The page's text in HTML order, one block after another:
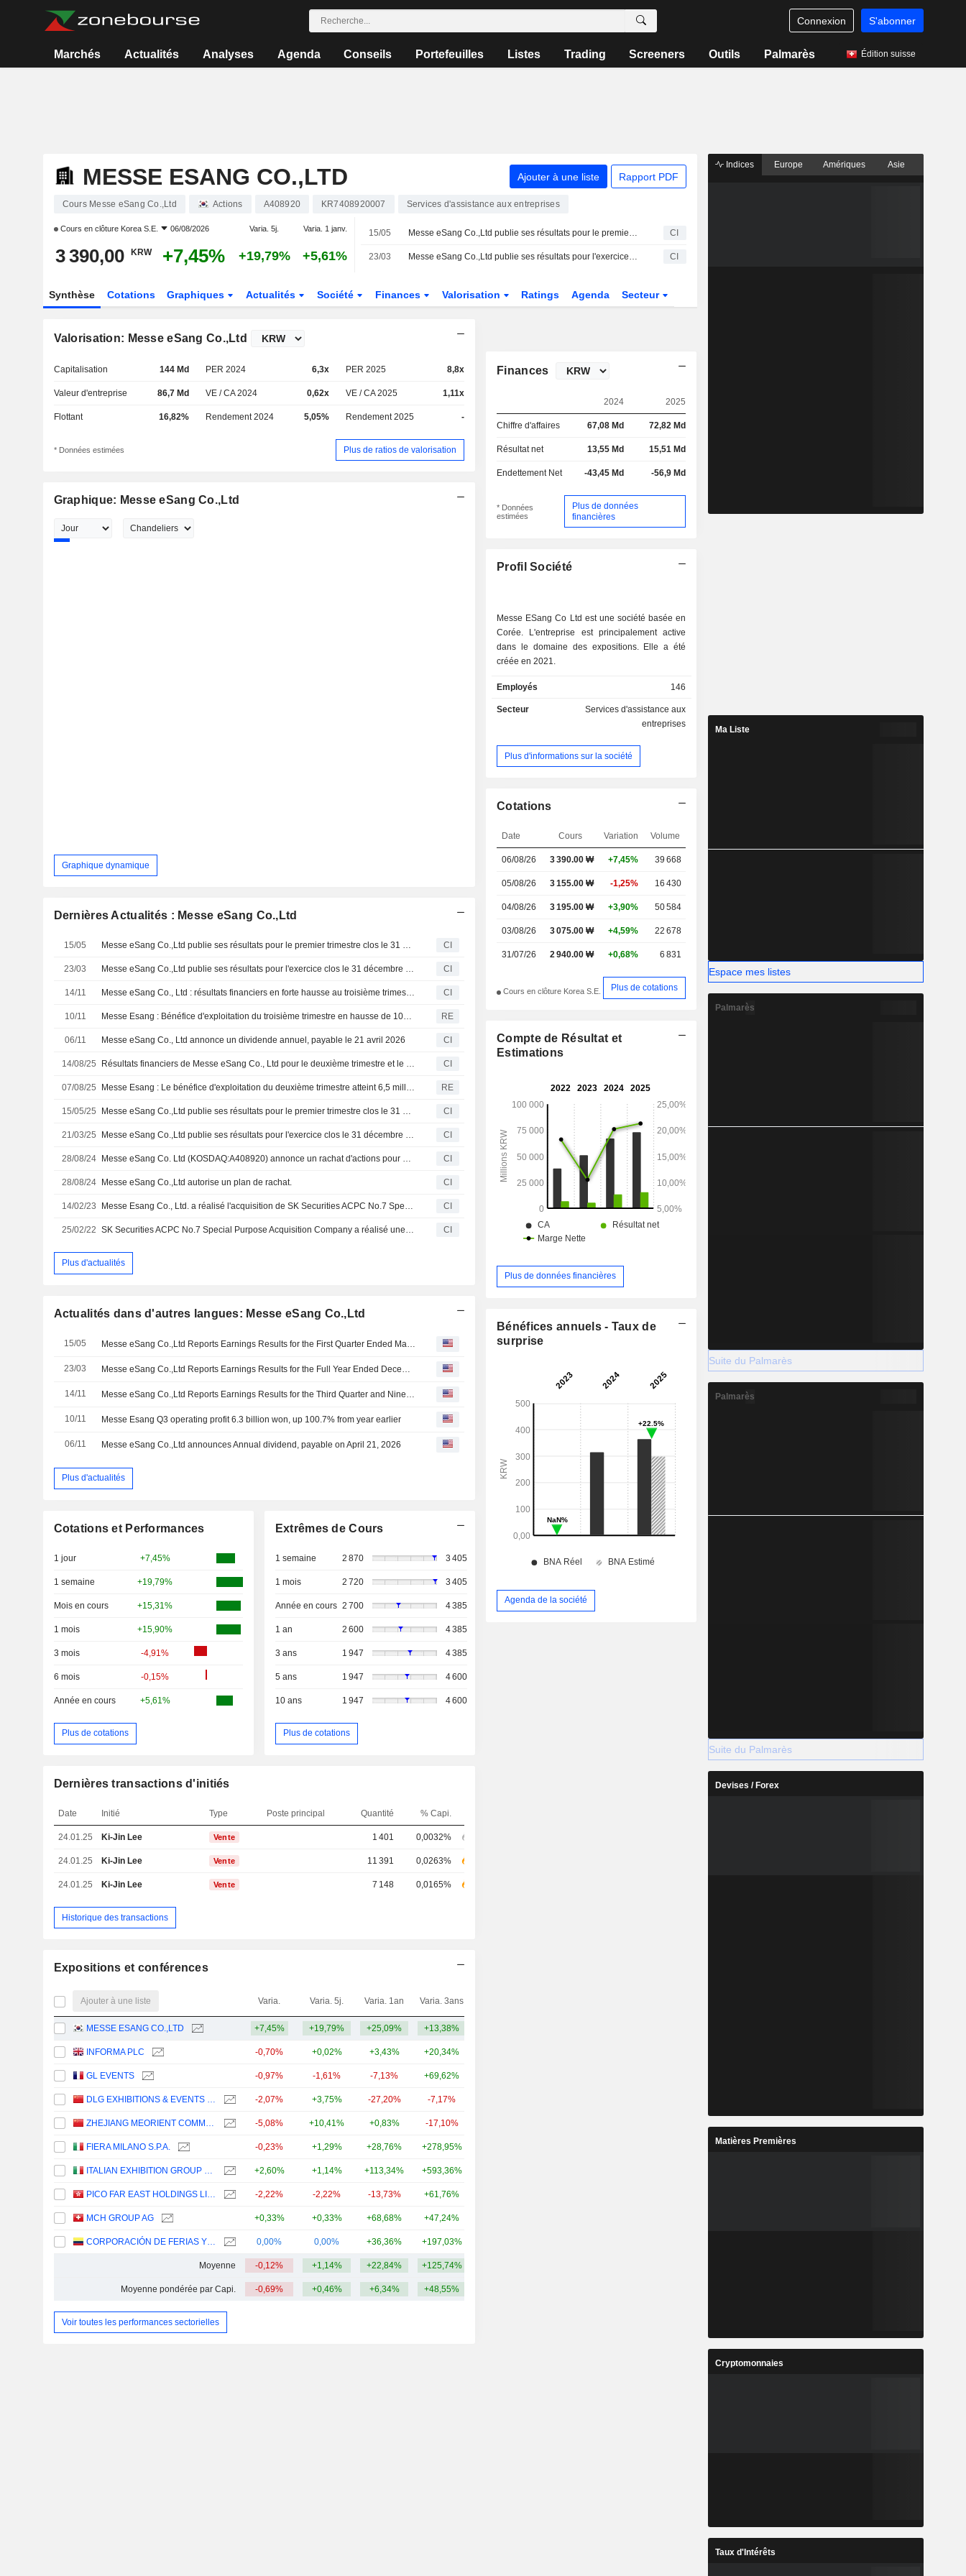
Connexion S'abonner
Marchés Actualités Analyses Agenda Conseils Portefeuilles Listes Trading Screeners Outils Palmarès Édition suisse
MESSE ESANG CO.,LTD Ajouter à une liste Rapport PDF
Cours Messe eSang Co.,Ltd Actions A408920 KR7408920007 Services d'assistance aux entreprises
Cours en clôture Korea S.E. 06/08/2026 Varia. 5j. Varia. 1 janv.
3 390,00 KRW +7,45% +19,79% +5,61%
15/05 Messe eSang Co.,Ltd publie ses résultats pour le premier trimestre clos le 31 mars 2026 CI
23/03 Messe eSang Co.,Ltd publie ses résultats pour l'exercice clos le 31 décembre 2025 CI
Synthèse Cotations Graphiques Actualités Société Finances Valorisation Ratings Agenda Secteur
Valorisation: Messe eSang Co.,Ltd
Capitalisation 144 Md PER 2024 6,3x PER 2025 8,8x
Valeur d'entreprise 86,7 Md VE / CA 2024 0,62x VE / CA 2025 1,11x
Flottant 16,82% Rendement 2024 5,05% Rendement 2025 -
* Données estimées Plus de ratios de valorisation
Graphique: Messe eSang Co.,Ltd
Graphique dynamique
Dernières Actualités : Messe eSang Co.,Ltd
15/05 Messe eSang Co.,Ltd publie ses résultats pour le premier trimestre clos le 31 mars 2026 CI
23/03 Messe eSang Co.,Ltd publie ses résultats pour l'exercice clos le 31 décembre 2025 CI
14/11 Messe eSang Co., Ltd : résultats financiers en forte hausse au troisième trimestre et sur neuf mois, clôturés au 30 septembre 2025 CI
10/11 Messe Esang : Bénéfice d'exploitation du troisième trimestre en hausse de 100,7 % à 6,3 milliards de wons RE
06/11 Messe eSang Co., Ltd annonce un dividende annuel, payable le 21 avril 2026 CI
14/08/25 Résultats financiers de Messe eSang Co., Ltd pour le deuxième trimestre et le premier semestre clos le 30 juin 2025 CI
07/08/25 Messe Esang : Le bénéfice d'exploitation du deuxième trimestre atteint 6,5 milliards de wons, en hausse de 118,3 % sur un an RE
15/05/25 Messe eSang Co.,Ltd publie ses résultats pour le premier trimestre clos le 31 mars 2025 CI
21/03/25 Messe eSang Co.,Ltd publie ses résultats pour l'exercice clos le 31 décembre 2024 CI
28/08/24 Messe eSang Co. Ltd (KOSDAQ:A408920) annonce un rachat d'actions pour une valeur de 2 000 millions KRW. CI
28/08/24 Messe eSang Co.,Ltd autorise un plan de rachat. CI
14/02/23 Messe Esang Co., Ltd. a réalisé l'acquisition de SK Securities ACPC No.7 Special Purpose Acquisition Company (KOSDAQ:A408920) dans une fusion inversée. CI
25/02/22 SK Securities ACPC No.7 Special Purpose Acquisition Company a réalisé une introduction en bourse pour un montant de 6 milliards de KRW. CI
Plus d'actualités
Actualités dans d'autres langues: Messe eSang Co.,Ltd
15/05
23/03
14/11
10/11 Messe Esang Q3 operating profit 6.3 billion won, up 100.7% from year earlier
06/11 Messe eSang Co.,Ltd announces Annual dividend, payable on April 21, 2026
Plus d'actualités
Cotations et Performances
1 jour +7,45%
1 semaine +19,79%
Mois en cours +15,31%
1 mois +15,90%
3 mois -4,91%
6 mois -0,15%
Année en cours +5,61%
Plus de cotations
Extrêmes de Cours
1 semaine 2 870 3 405
1 mois 2 720 3 405
Année en cours 2 700 4 385
1 an 2 600 4 385
3 ans 1 947 4 385
5 ans 1 947 4 600
10 ans 1 947 4 600
Plus de cotations
Dernières transactions d'initiés
Date Initié Type Poste principal Quantité % Capi.
24.01.25 Ki-Jin Lee Vente 1 401 0,0032%
24.01.25 Ki-Jin Lee Vente 11 391 0,0263%
24.01.25 Ki-Jin Lee Vente 7 148 0,0165%
Historique des transactions
Expositions et conférences
Ajouter à une liste Varia. Varia. 5j. Varia. 1an Varia. 3ans
MESSE ESANG CO.,LTD +7,45% +19,79% +25,09% +13,38%
INFORMA PLC -0,70% +0,02% +3,43% +20,34%
GL EVENTS -0,97% -1,61% -7,13% +69,62%
DLG EXHIBITIONS & EVENTS CORPORATION LIMITED -2,07% +3,75% -27,20% -7,17%
ZHEJIANG MEORIENT COMMERCE EXHIBITION INC. -5,08% +10,41% +0,83% -17,10%
FIERA MILANO S.P.A. -0,23% +1,29% +28,76% +278,95%
ITALIAN EXHIBITION GROUP S.P.A. +2,60% +1,14% +113,34% +593,36%
PICO FAR EAST HOLDINGS LIMITED -2,22% -2,22% -13,73% +61,76%
MCH GROUP AG +0,33% +0,33% +68,68% +47,24%
CORPORACIÓN DE FERIAS Y EXPOSICIONES S.A. USUARIO OPERADOR DE ZONA FRANCA 0,00% 0,00% +36,36% +197,03%
Moyenne -0,12% +1,14% +22,84% +125,74%
Moyenne pondérée par Capi. -0,69% +0,46% +6,34% +48,55%
Voir toutes les performances sectorielles
Finances
2024 2025
Chiffre d'affaires 67,08 Md 72,82 Md
Résultat net 13,55 Md 15,51 Md
Endettement Net -43,45 Md -56,9 Md
* Données
estimées
Plus de données
financières
Profil Société
Messe ESang Co Ltd est une société basée en
Corée. L'entreprise est principalement active
dans le domaine des expositions. Elle a été
créée en 2021.
Employés 146
Secteur
Services d'assistance aux
entreprises
Plus d'informations sur la société
Cotations
Date Cours Variation Volume
06/08/26 3 390.00₩ +7,45% 39 668
05/08/26 3 155.00 ₩ -1,25% 16 430
04/08/26 3 195.00 ₩ +3,90% 50 584
03/08/26 3 075.00 ₩ +4,59% 22 678
31/07/26 2 940.00 ₩ +0,68% 6 831
Cours en clôture Korea S.E. Plus de cotations
Compte de Résultat et
Estimations
Plus de données financières
Bénéfices annuels - Taux de
surprise
Agenda de la société
Indices Europe Amériques Asie
Ma Liste
Espace mes listes
Palmarès
Suite du Palmarès
Palmarès
Suite du Palmarès
Devises / Forex
Matières Premières
Cryptomonnaies
Taux d'Intérêts